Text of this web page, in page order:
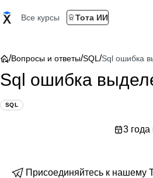
Все курсы Тота ИИ
/Вопросы и ответы/SQL /Sql ошибка
Sql ошибка
SQL
3 года
Присоединяйтесь к нашему